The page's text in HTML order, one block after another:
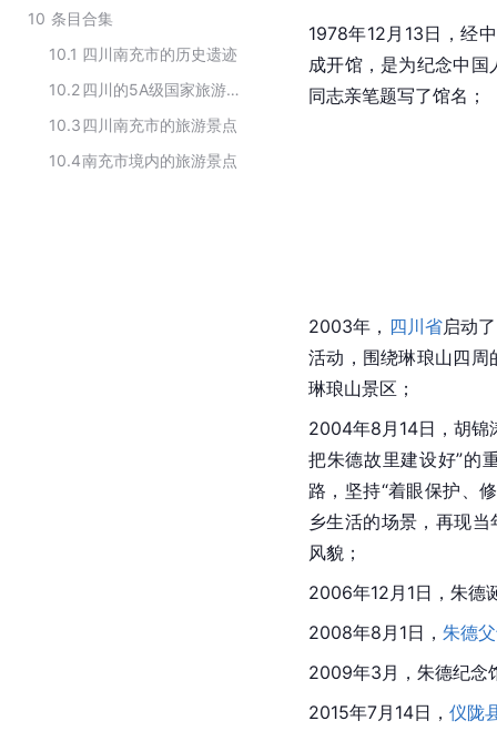
10 条目合集
10.1 四川南充市的历史遗迹
10.2
四川的5A级国家旅游景区
10.3四川南充市的旅游景点
10.4南充市境内的旅游景点
1978年12月13日，经
成开馆，是为纪念中
同志亲笔题写了馆名；
2003年， 四川省启动
活动，围绕琳琅山四周
琳琅山景区；
2004年8月14日，胡锦
把朱德故里建设好”的
路，坚持“着眼保护、
乡生活的场景，再现
风貌；
2006年12月1日，朱德
2008年8月1日， 朱德
2009年3月，朱德纪念
2015年7月14日， 仪陇